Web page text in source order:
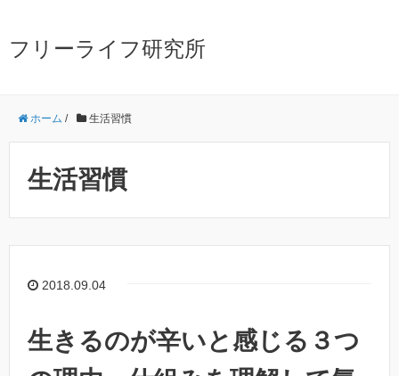
フリーライフ研究所
ホーム / 生活習慣
生活習慣
2018.09.04
生きるのが辛いと感じる３つ